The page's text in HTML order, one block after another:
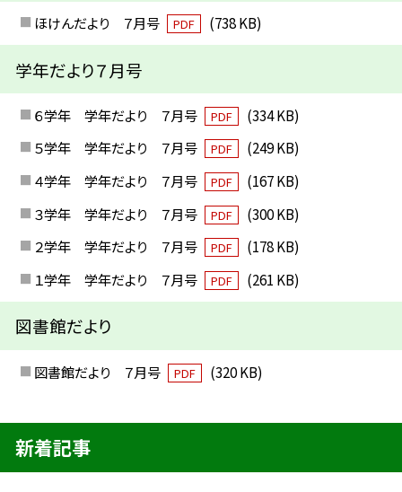
ほけんだより ７月号 PDF (738 KB)
学年だより７月号
６学年 学年だより ７月号 PDF
(334 KB)
５学年 学年だより ７月号
PDF
(249 KB)
４学年 学年だより ７月号
PDF
(167 KB)
３学年 学年だより ７月号
PDF
(300 KB)
２学年 学年だより ７月号
PDF
(178 KB)
１学年 学年だより ７月号
PDF (261 KB)
図書館だより
図書館だより ７月号 PDF (320 KB)
新着記事